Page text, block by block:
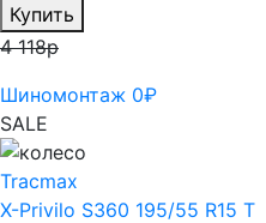
Купить
4 118р
Шиномонтаж 0₽
SALE
Tracmax
X-Privilo S360 195/55 R15 T